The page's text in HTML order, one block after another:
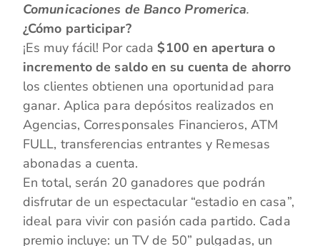
Comunicaciones de Banco Promerica.
¿Cómo participar?
¡Es muy fácil! Por cada$100 en apertura o
incremento de saldo en su cuenta de ahorro
los clientes obtienen una oportunidad para
ganar. Aplica para depósitos realizados en
Agencias, Corresponsales Financieros, ATM
FULL, transferencias entrantes y Remesas
abonadas a cuenta.
En total, serán 20 ganadores que podrán
disfrutar de un espectacular “estadio en casa”,
ideal para vivir con pasión cada partido. Cada
premio incluye: un TV de 50” pulgadas, un